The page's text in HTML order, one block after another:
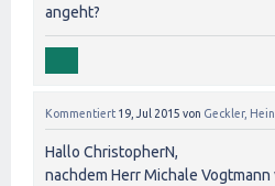
angeht?
Kommentiert 19, Jul 2015 von Geckler,
Hallo ChristopherN,
nachdem Herr Michale Vogtmann